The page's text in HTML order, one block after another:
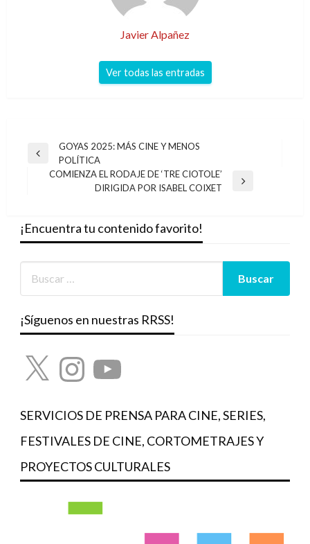
Javier Alpañez
Ver todas las entradas
Navegación
Entrada
anterior
GOYAS 2025: MÁS CINE Y MENOS
POLÍTICA
COMIENZA EL RODAJE DE ‘TRE CIOTOLE’
DIRIGIDA POR ISABEL COIXET
¡Encuentra tu contenido favorito!
¡Síguenos en nuestras RRSS!
X InstagramYouTube
SERVICIOS DE PRENSA PARA CINE, SERIES,
FESTIVALES DE CINE, CORTOMETRAJES Y
PROYECTOS CULTURALES